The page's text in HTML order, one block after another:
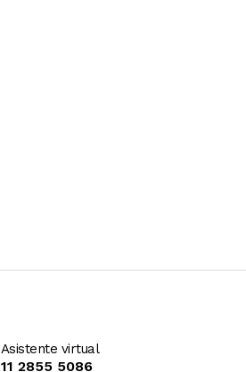
Asistente virtual
11 2855 5086